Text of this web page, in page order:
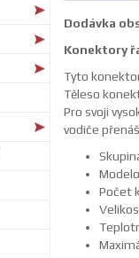
Dodávka
Konektory
Tyto
Těleso
Pro svoji
vodiče
Počet